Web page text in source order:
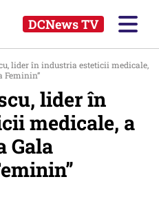
DCNews TV
lider în industria esteticii medicale,
Feminin”
lider în
medicale, a
Gala